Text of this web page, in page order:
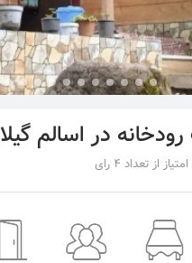
در اسالم